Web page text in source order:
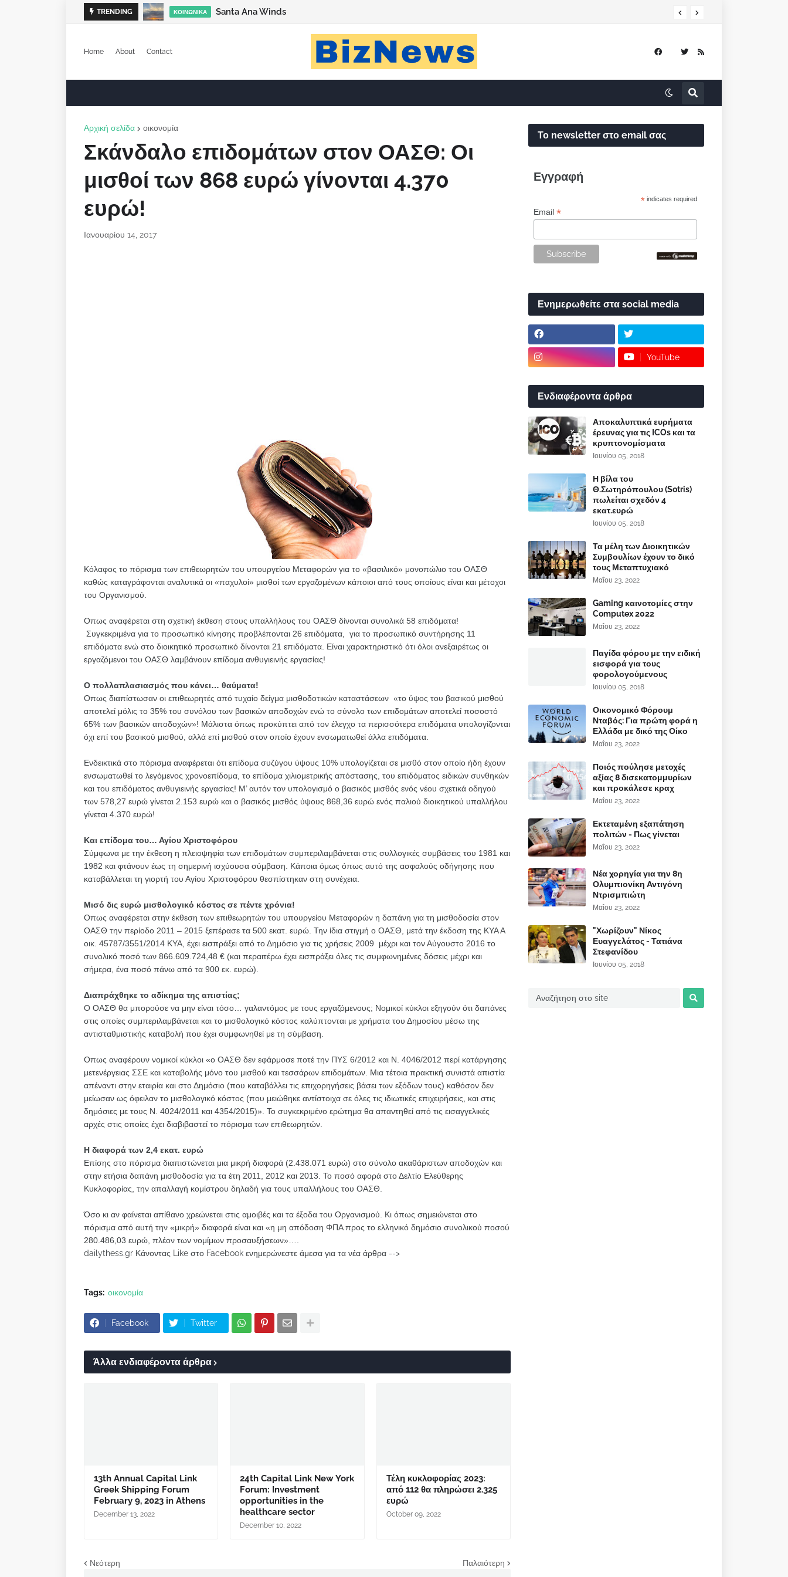
TRENDING ΚΟΙΝΩΝΙΚΆ Santa Ana Winds
Home About Contact
Αρχική σελίδα οικονομία
Σκάνδαλο επιδομάτων στον ΟΑΣΘ: Οι
μισθοί των 868 ευρώ γίνονται 4.370
ευρώ!
Ιανουαρίου 14, 2017
Κόλαφος το πόρισμα των επιθεωρητών του υπουργείου Μεταφορών για το «βασιλικό» μονοπώλιο του ΟΑΣΘ
καθώς καταγράφονται αναλυτικά οι «παχυλοί» μισθοί των εργαζομένων κάποιοι από τους οποίους είναι και μέτοχοι
του Οργανισμού.
Οπως αναφέρεται στη σχετική έκθεση στους υπαλλήλους του ΟΑΣΘ δίνονται συνολικά 58 επιδόματα!
Συγκεκριμένα για το προσωπικό κίνησης προβλέπονται 26 επιδόματα, για το προσωπικό συντήρησης 11
επιδόματα ενώ στο διοικητικό προσωπικό δίνονται 21 επιδόματα. Είναι χαρακτηριστικό ότι όλοι ανεξαιρέτως οι
εργαζόμενοι του ΟΑΣΘ λαμβάνουν επίδομα ανθυγιεινής εργασίας!
Ο πολλαπλασιασμός που κάνει… θαύματα!
Οπως διαπίστωσαν οι επιθεωρητές από τυχαίο δείγμα μισθοδοτικών καταστάσεων «το ύψος του βασικού μισθού
αποτελεί μόλις το 35% του συνόλου των βασικών αποδοχών ενώ το σύνολο των επιδομάτων αποτελεί ποσοστό
65% των βασικών αποδοχών»! Μάλιστα όπως προκύπτει από τον έλεγχο τα περισσότερα επιδόματα υπολογίζονται
όχι επί του βασικού μισθού, αλλά επί μισθού στον οποίο έχουν ενσωματωθεί άλλα επιδόματα.
Ενδεικτικά στο πόρισμα αναφέρεται ότι επίδομα συζύγου ύψους 10% υπολογίζεται σε μισθό στον οποίο ήδη έχουν
ενσωματωθεί το λεγόμενος χρονοεπίδομα, το επίδομα χιλιομετρικής απόστασης, του επιδόματος ειδικών συνθηκών
και του επιδόματος ανθυγιεινής εργασίας! Μ’ αυτόν τον υπολογισμό ο βασικός μισθός ενός νέου σχετικά οδηγού
των 578,27 ευρώ γίνεται 2.153 ευρώ και ο βασικός μισθός ύψους 868,36 ευρώ ενός παλιού διοικητικού υπαλλήλου
γίνεται 4.370 ευρώ!
Και επίδομα του… Αγίου Χριστοφόρου
Σύμφωνα με την έκθεση η πλειοψηφία των επιδομάτων συμπεριλαμβάνεται στις συλλογικές συμβάσεις του 1981 και
1982 και φτάνουν έως τη σημερινή ισχύουσα σύμβαση. Κάποια όμως όπως αυτό της ασφαλούς οδήγησης που
καταβάλλεται τη γιορτή του Αγίου Χριστοφόρου θεσπίστηκαν στη συνέχεια.
Μισό δις ευρώ μισθολογικό κόστος σε πέντε χρόνια!
Οπως αναφέρεται στην έκθεση των επιθεωρητών του υπουργείου Μεταφορών η δαπάνη για τη μισθοδοσία στον
ΟΑΣΘ την περίοδο 2011 – 2015 ξεπέρασε τα 500 εκατ. ευρώ. Την ίδια στιγμή ο ΟΑΣΘ, μετά την έκδοση της ΚΥΑ Α
οικ. 45787/3551/2014 ΚΥΑ, έχει εισπράξει από το Δημόσιο για τις χρήσεις 2009 μέχρι και τον Αύγουστο 2016 το
συνολικό ποσό των 866.609.724,48 € (και περαιτέρω έχει εισπράξει όλες τις συμφωνημένες δόσεις μέχρι και
σήμερα, ένα ποσό πάνω από τα 900 εκ. ευρώ).
Διαπράχθηκε το αδίκημα της απιστίας;
Ο ΟΑΣΘ θα μπορούσε να μην είναι τόσο… γαλαντόμος με τους εργαζόμενους; Νομικοί κύκλοι εξηγούν ότι δαπάνες
στις οποίες συμπεριλαμβάνεται και το μισθολογικό κόστος καλύπτονται με χρήματα του Δημοσίου μέσω της
αντισταθμιστικής καταβολή που έχει συμφωνηθεί με τη σύμβαση.
Οπως αναφέρουν νομικοί κύκλοι «ο ΟΑΣΘ δεν εφάρμοσε ποτέ την ΠΥΣ 6/2012 και Ν. 4046/2012 περί κατάργησης
μετενέργειας ΣΣΕ και καταβολής μόνο του μισθού και τεσσάρων επιδομάτων. Μια τέτοια πρακτική συνιστά απιστία
απέναντι στην εταιρία και στο Δημόσιο (που καταβάλλει τις επιχορηγήσεις βάσει των εξόδων τους) καθόσον δεν
μείωσαν ως όφειλαν το μισθολογικό κόστος (που μειώθηκε αντίστοιχα σε όλες τις ιδιωτικές επιχειρήσεις, και στις
δημόσιες με τους Ν. 4024/2011 και 4354/2015)». Το συγκεκριμένο ερώτημα θα απαντηθεί από τις εισαγγελικές
αρχές στις οποίες έχει διαβιβαστεί το πόρισμα των επιθεωρητών.
Η διαφορά των 2,4 εκατ. ευρώ
Επίσης στο πόρισμα διαπιστώνεται μια μικρή διαφορά (2.438.071 ευρώ) στο σύνολο ακαθάριστων αποδοχών και
στην ετήσια δαπάνη μισθοδοσία για τα έτη 2011, 2012 και 2013. Το ποσό αφορά στο Δελτίο Ελεύθερης
Κυκλοφορίας, την απαλλαγή κομίστρου δηλαδή για τους υπαλλήλους του ΟΑΣΘ.
Όσο κι αν φαίνεται απίθανο χρεώνεται στις αμοιβές και τα έξοδα του Οργανισμού. Κι όπως σημειώνεται στο
πόρισμα από αυτή την «μικρή» διαφορά είναι και «η μη απόδοση ΦΠΑ προς το ελληνικό δημόσιο συνολικού ποσού
280.486,03 ευρώ, πλέον των νομίμων προσαυξήσεων»….
dailythess.gr Κάνοντας Like στο Facebook ενημερώνεστε άμεσα για τα νέα άρθρα -->
Tags: οικονομία
Facebook Twitter
Άλλα ενδιαφέροντα άρθρα
13th Annual Capital Link
Greek Shipping Forum
February 9, 2023 in Athens
December 13, 2022
24th Capital Link New York
Forum: Investment
opportunities in the
healthcare sector
December 10, 2022
Τέλη κυκλοφορίας 2023:
από 112 θα πληρώσει 2.325
ευρώ
October 09, 2022
Νεότερη Παλαιότερη
Το newsletter στο email σας
Εγγραφή
* indicates required
Email *
Ενημερωθείτε στα social media
YouTube
Ενδιαφέροντα άρθρα
Αποκαλυπτικά ευρήματα
έρευνας για τις ICOs και τα
κρυπτονομίσματα
Ιουνίου 05, 2018
Η βίλα του
Θ.Σωτηρόπουλου (Sotris)
πωλείται σχεδόν 4
εκατ.ευρώ
Ιουνίου 05, 2018
Τα μέλη των Διοικητικών
Συμβουλίων έχουν το δικό
τους Μεταπτυχιακό
Μαΐου 23, 2022
Gaming καινοτομίες στην
Computex 2022
Μαΐου 23, 2022
Παγίδα φόρου με την ειδική
εισφορά για τους
φορολογούμενους
Ιουνίου 05, 2018
Οικονομικό Φόρουμ
Νταβός: Για πρώτη φορά η
Ελλάδα με δικό της Οίκο
Μαΐου 23, 2022
Ποιός πούλησε μετοχές
αξίας 8 δισεκατομμυρίων
και προκάλεσε κραχ
Μαΐου 23, 2022
Εκτεταμένη εξαπάτηση
πολιτών - Πως γίνεται
Μαΐου 23, 2022
Νέα χορηγία για την 8η
Ολυμπιονίκη Αντιγόνη
Ντρισμπιώτη
Μαΐου 23, 2022
"Χωρίζουν" Νίκος
Ευαγγελάτος - Τατιάνα
Στεφανίδου
Ιουνίου 05, 2018